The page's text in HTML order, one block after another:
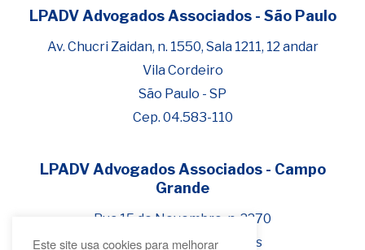
Fale com Henrique Lima
Cadastre-se para começar uma
conversa no WhatsApp
LPADV Advogados Associados - São Paulo
Av. Chucri Zaidan, n. 1550, Sala 1211, 12 andar
Vila Cordeiro
São Paulo - SP
Cep. 04.583-110
LPADV Advogados Associados - Campo
Grande
Rua 15 de Novembro, n. 2270
Bairro Jardim dos Estados
Este site usa cookies para melhorar